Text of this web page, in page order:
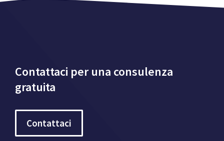
Contattaci per una consulenza
gratuita
Contattaci